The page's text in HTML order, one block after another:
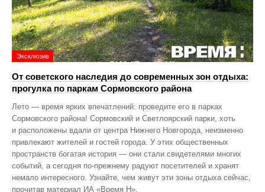
Эксклюзив
От советского наследия до современных зон отдыха:
прогулка по паркам Сормовского района
Лето — время ярких впечатлений: проведите его в парках
Сормовского района! Сормовский и Светлоярский парки, хоть
и расположены вдали от центра Нижнего Новгорода, неизменно
привлекают жителей и гостей города. У этих общественных
пространств богатая история — они стали свидетелями многих
событий, а сегодня по‑прежнему радуют посетителей и хранят
немало интересного. Узнайте, чем живут эти зоны отдыха сейчас,
прочитав материал ИА «Время Н».